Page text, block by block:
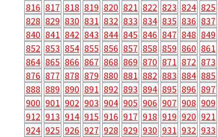
816 817 818 819 820 821 822 823 824 825
828 829 830 831 832 833 834 835 836 837
840 841 842 843 844 845 846 847 848 849
852 853 854 855 856 857 858 859 860 861
864 865 866 867 868 869 870 871 872 873
876 877 878 879 880 881 882 883 884 885
888 889 890 891 892 893 894 895 896 897
900 901 902 903 904 905 906 907 908 909
912 913 914 915 916 917 918 919 920 921
924 925 926 927 928 929 930 931 932 933